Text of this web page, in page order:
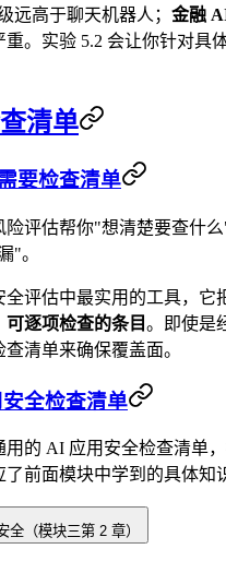
远高于聊天机器人； 金融
重。实验 5.2 会让你针对具
清单
要检查清单
险评估帮你"想清楚要查什
"。
全评估中最实用的工具，它
可逐项检查的条目。即使是
清单来确保覆盖面。
全检查清单
用的 AI 应用安全检查清单，
前面模块中学到的具体知
全（模块三第 2 章）